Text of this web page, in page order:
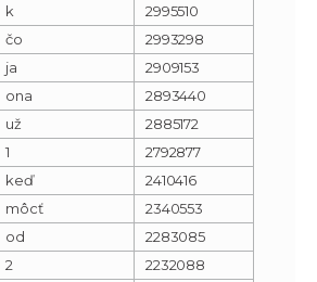
k
2995510
čo
2993298
ja
2909153
ona
2893440
už
2885172
1
2792877
keď
2410416
môcť
2340553
od
2283085
2
2232088